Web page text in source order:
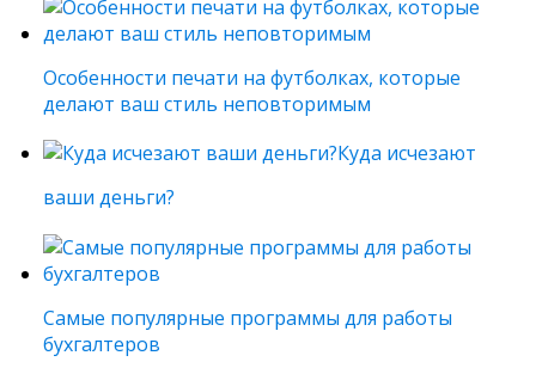
Особенности печати на футболках, которые
делают ваш стиль неповторимым
Куда исчезают
ваши деньги?
Самые популярные программы для работы
бухгалтеров